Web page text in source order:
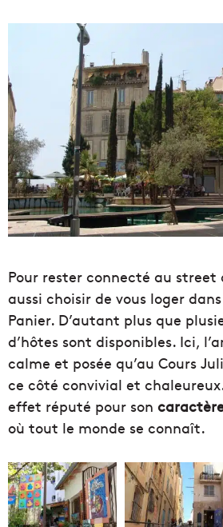
Pour rester connecté au street
aussi choisir de vous loger
Panier. D’autant plus que
d’hôtes sont disponibles. Ici,
calme et posée qu’au Cours
ce côté convivial et
effet réputé pour son
où tout le monde se connaît.